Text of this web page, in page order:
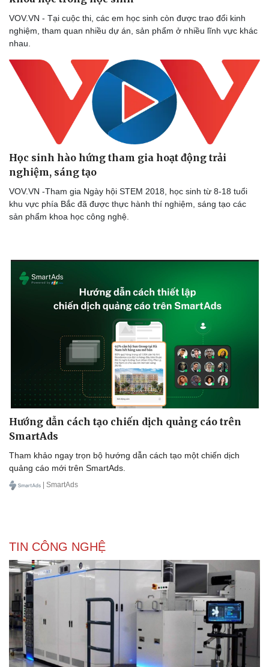
Bóng đá
Lịch thi đấu bóng đá
Thế giới thể thao
eSports
Hậu trường
Xe máy
Tư vấn
VOV.VN - Tại cuộc thi, các em học sinh còn được trao đổi kinh
nghiệm, tham quan nhiều dự án, sản phẩm ở nhiều lĩnh vực khác
nhau.
Học sinh hào hứng tham gia hoạt động trải
nghiệm, sáng tạo
VOV.VN -Tham gia Ngày hội STEM 2018, học sinh từ 8-18 tuổi
khu vực phía Bắc đã được thực hành thí nghiệm, sáng tạo các
sản phẩm khoa học công nghệ.
Hướng dẫn cách tạo chiến dịch quảng cáo trên
SmartAds
Tham khảo ngay trọn bộ hướng dẫn cách tạo một chiến dịch
quảng cáo mới trên SmartAds.
| SmartAds
TIN CÔNG NGHỆ